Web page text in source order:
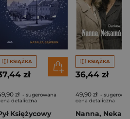
KSIĄŻKA
zł
zł - sugerowana
detaliczna
Księżycowy
KSIĄŻKA
36,44 zł
49,90 zł -
cena detaliczna